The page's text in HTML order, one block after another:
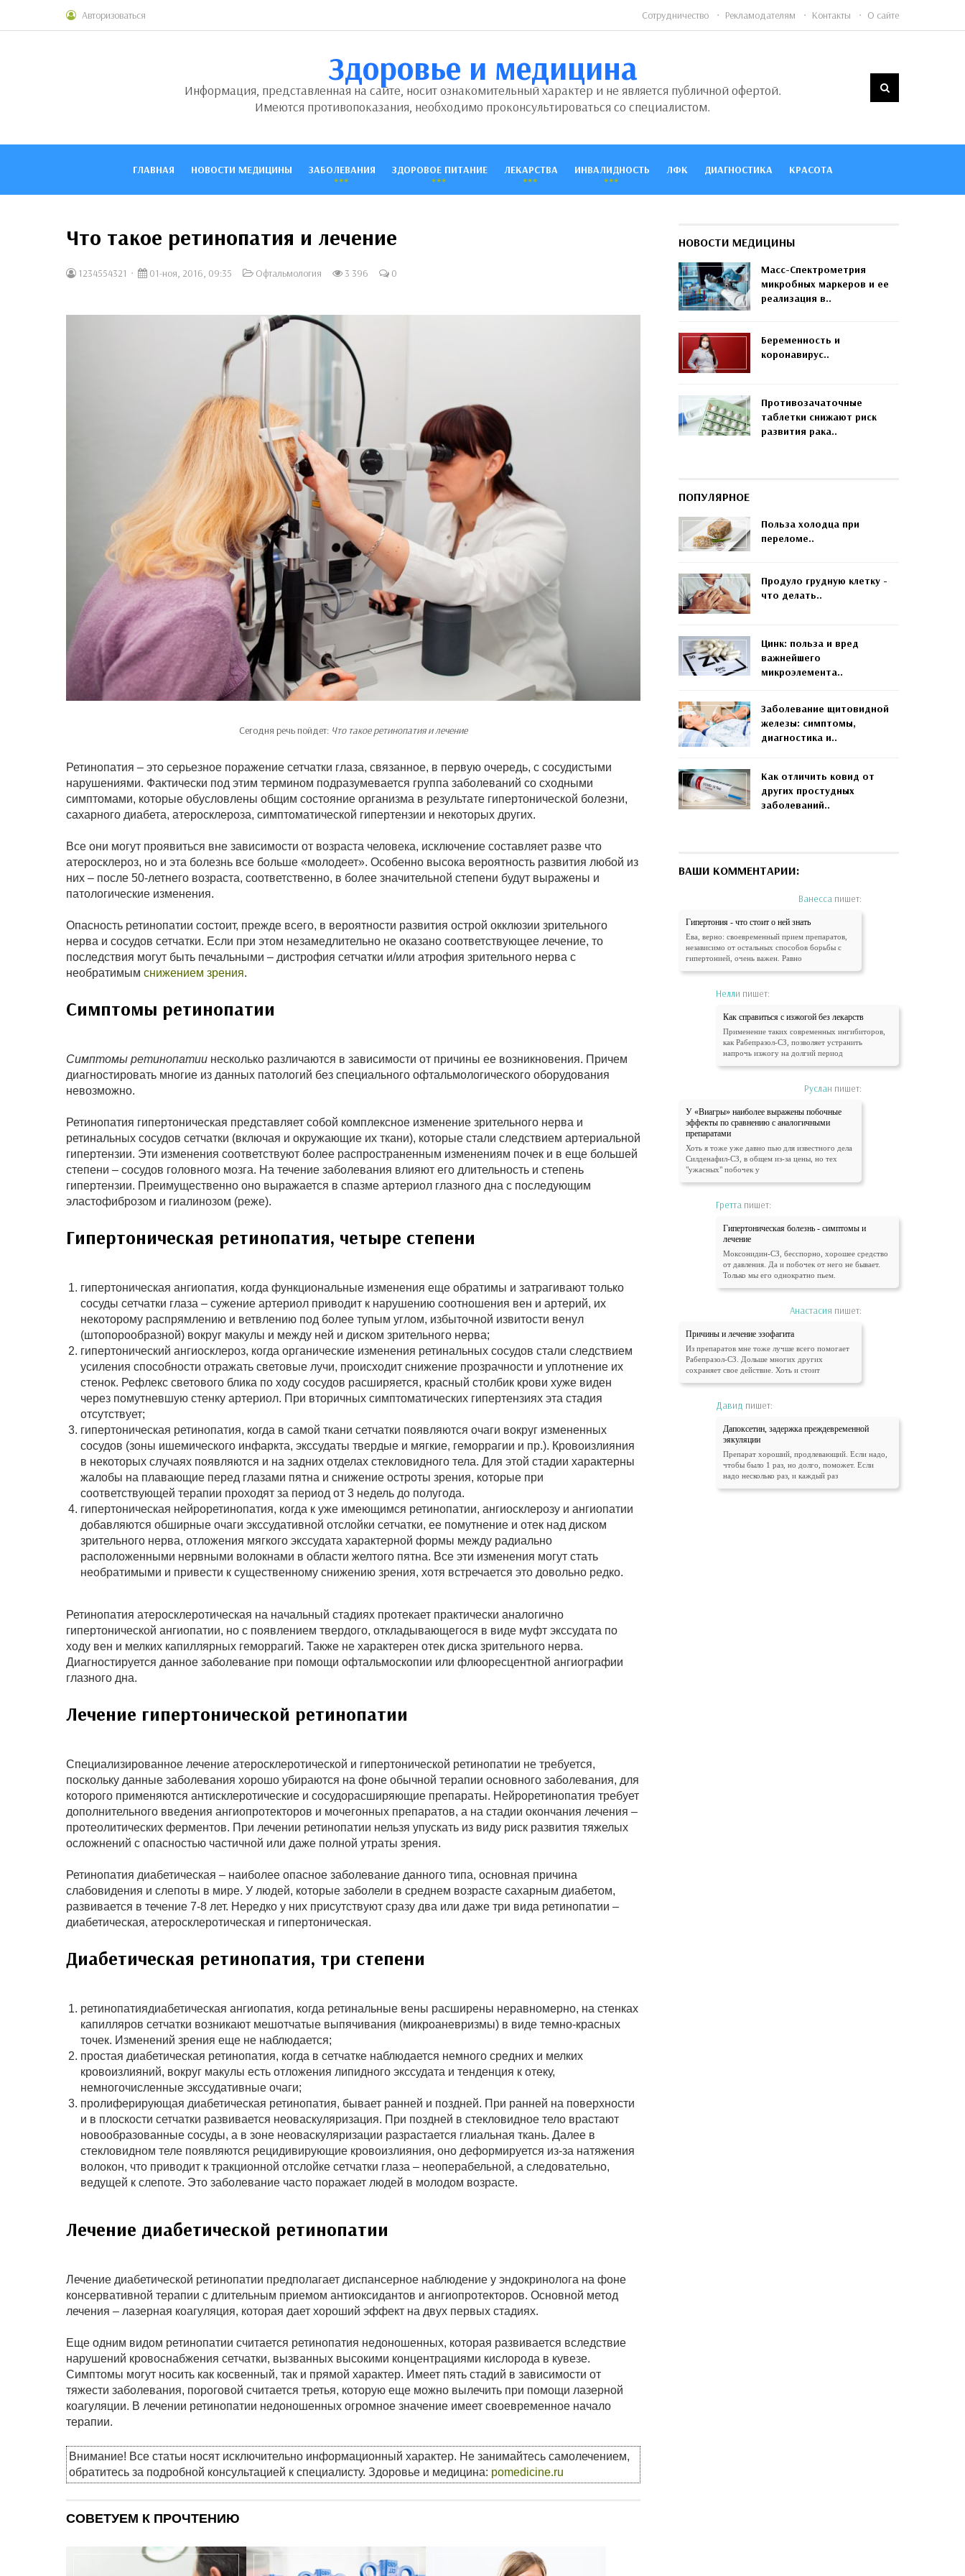
Авторизоваться Сотрудничество Рекламодателям Контакты О сайте
Здоровье и медицина
Информация, представленная на сайте, носит ознакомительный характер и не является публичной офертой.
Имеются противопоказания, необходимо проконсультироваться со специалистом.
ГЛАВНАЯ НОВОСТИ МЕДИЦИНЫ ЗАБОЛЕВАНИЯ ЗДОРОВОЕ ПИТАНИЕ ЛЕКАРСТВА ИНВАЛИДНОСТЬ ЛФК ДИАГНОСТИКА КРАСОТА
Что такое ретинопатия и лечение
1234554321 01-ноя, 2016, 09:35 Офтальмология 3 396 0
Сегодня речь пойдет: Что такое ретинопатия и лечение
Ретинопатия – это серьезное поражение сетчатки глаза, связанное, в первую очередь, с сосудистыми
нарушениями. Фактически под этим термином подразумевается группа заболеваний со сходными
симптомами, которые обусловлены общим состояние организма в результате гипертонической болезни,
сахарного диабета, атеросклероза, симптоматической гипертензии и некоторых других.
Все они могут проявиться вне зависимости от возраста человека, исключение составляет разве что
атеросклероз, но и эта болезнь все больше «молодеет». Особенно высока вероятность развития любой из
них – после 50-летнего возраста, соответственно, в более значительной степени будут выражены и
патологические изменения.
Опасность ретинопатии состоит, прежде всего, в вероятности развития острой окклюзии зрительного
нерва и сосудов сетчатки. Если при этом незамедлительно не оказано соответствующее лечение, то
последствия могут быть печальными – дистрофия сетчатки и/или атрофия зрительного нерва с
необратимым снижением зрения.
Симптомы ретинопатии
Симптомы ретинопатии несколько различаются в зависимости от причины ее возникновения. Причем
диагностировать многие из данных патологий без специального офтальмологического оборудования
невозможно.
Ретинопатия гипертоническая представляет собой комплексное изменение зрительного нерва и
ретинальных сосудов сетчатки (включая и окружающие их ткани), которые стали следствием артериальной
гипертензии. Эти изменения соответствуют более распространенным изменениям почек и в еще большей
степени – сосудов головного мозга. На течение заболевания влияют его длительность и степень
гипертензии. Преимущественно оно выражается в спазме артериол глазного дна с последующим
эластофиброзом и гиалинозом (реже).
Гипертоническая ретинопатия, четыре степени
гипертоническая ангиопатия, когда функциональные изменения еще обратимы и затрагивают только
сосуды сетчатки глаза – сужение артериол приводит к нарушению соотношения вен и артерий, их
некоторому распрямлению и ветвлению под более тупым углом, избыточной извитости венул
(штопорообразной) вокруг макулы и между ней и диском зрительного нерва;
гипертонический ангиосклероз, когда органические изменения ретинальных сосудов стали следствием
усиления способности отражать световые лучи, происходит снижение прозрачности и уплотнение их
стенок. Рефлекс светового блика по ходу сосудов расширяется, красный столбик крови хуже виден
через помутневшую стенку артериол. При вторичных симптоматических гипертензиях эта стадия
отсутствует;
гипертоническая ретинопатия, когда в самой ткани сетчатки появляются очаги вокруг измененных
сосудов (зоны ишемического инфаркта, экссудаты твердые и мягкие, геморрагии и пр.). Кровоизлияния
в некоторых случаях появляются и на задних отделах стекловидного тела. Для этой стадии характерны
жалобы на плавающие перед глазами пятна и снижение остроты зрения, которые при
соответствующей терапии проходят за период от 3 недель до полугода.
гипертоническая нейроретинопатия, когда к уже имеющимся ретинопатии, ангиосклерозу и ангиопатии
добавляются обширные очаги экссудативной отслойки сетчатки, ее помутнение и отек над диском
зрительного нерва, отложения мягкого экссудата характерной формы между радиально
расположенными нервными волокнами в области желтого пятна. Все эти изменения могут стать
необратимыми и привести к существенному снижению зрения, хотя встречается это довольно редко.
Ретинопатия атеросклеротическая на начальный стадиях протекает практически аналогично
гипертонической ангиопатии, но с появлением твердого, откладывающегося в виде муфт экссудата по
ходу вен и мелких капиллярных геморрагий. Также не характерен отек диска зрительного нерва.
Диагностируется данное заболевание при помощи офтальмоскопии или флюоресцентной ангиографии
глазного дна.
Лечение гипертонической ретинопатии
Специализированное лечение атеросклеротической и гипертонической ретинопатии не требуется,
поскольку данные заболевания хорошо убираются на фоне обычной терапии основного заболевания, для
которого применяются антисклеротические и сосудорасширяющие препараты. Нейроретинопатия требует
дополнительного введения ангиопротекторов и мочегонных препаратов, а на стадии окончания лечения –
протеолитических ферментов. При лечении ретинопатии нельзя упускать из виду риск развития тяжелых
осложнений с опасностью частичной или даже полной утраты зрения.
Ретинопатия диабетическая – наиболее опасное заболевание данного типа, основная причина
слабовидения и слепоты в мире. У людей, которые заболели в среднем возрасте сахарным диабетом,
развивается в течение 7-8 лет. Нередко у них присутствуют сразу два или даже три вида ретинопатии –
диабетическая, атеросклеротическая и гипертоническая.
Диабетическая ретинопатия, три степени
ретинопатиядиабетическая ангиопатия, когда ретинальные вены расширены неравномерно, на стенках
капилляров сетчатки возникают мешотчатые выпячивания (микроаневризмы) в виде темно-красных
точек. Изменений зрения еще не наблюдается;
простая диабетическая ретинопатия, когда в сетчатке наблюдается немного средних и мелких
кровоизлияний, вокруг макулы есть отложения липидного экссудата и тенденция к отеку,
немногочисленные экссудативные очаги;
пролиферирующая диабетическая ретинопатия, бывает ранней и поздней. При ранней на поверхности
и в плоскости сетчатки развивается неоваскуляризация. При поздней в стекловидное тело врастают
новообразованные сосуды, а в зоне неоваскуляризации разрастается глиальная ткань. Далее в
стекловидном теле появляются рецидивирующие кровоизлияния, оно деформируется из-за натяжения
волокон, что приводит к тракционной отслойке сетчатки глаза – неоперабельной, а следовательно,
ведущей к слепоте. Это заболевание часто поражает людей в молодом возрасте.
Лечение диабетической ретинопатии
Лечение диабетической ретинопатии предполагает диспансерное наблюдение у эндокринолога на фоне
консервативной терапии с длительным приемом антиоксидантов и ангиопротекторов. Основной метод
лечения – лазерная коагуляция, которая дает хороший эффект на двух первых стадиях.
Еще одним видом ретинопатии считается ретинопатия недоношенных, которая развивается вследствие
нарушений кровоснабжения сетчатки, вызванных высокими концентрациями кислорода в кувезе.
Симптомы могут носить как косвенный, так и прямой характер. Имеет пять стадий в зависимости от
тяжести заболевания, пороговой считается третья, которую еще можно вылечить при помощи лазерной
коагуляции. В лечении ретинопатии недоношенных огромное значение имеет своевременное начало
терапии.
Внимание! Все статьи носят исключительно информационный характер. Не занимайтесь самолечением,
обратитесь за подробной консультацией к специалисту. Здоровье и медицина: pomedicine.ru
СОВЕТУЕМ К ПРОЧТЕНИЮ
НОВОСТИ МЕДИЦИНЫ
Масс-Спектрометрия
микробных маркеров и ее
реализация в..
Беременность и
коронавирус..
Противозачаточные
таблетки снижают риск
развития рака..
ПОПУЛЯРНОЕ
Польза холодца при
переломе..
Продуло грудную клетку -
что делать..
Цинк: польза и вред
важнейшего
микроэлемента..
Заболевание щитовидной
железы: симптомы,
диагностика и..
Как отличить ковид от
других простудных
заболеваний..
ВАШИ КОММЕНТАРИИ:
Ванесса пишет:
Гипертония - что стоит о ней знать
Ева, верно: своевременный прием препаратов,
независимо от остальных способов борьбы с
гипертонией, очень важен. Равно
Нелли пишет:
Как справиться с изжогой без лекарств
Применение таких современных ингибиторов,
как Рабепразол-СЗ, позволяет устранить
напрочь изжогу на долгий период
Руслан пишет:
У «Виагры» наиболее выражены побочные
эффекты по сравнению с аналогичными
препаратами
Хоть я тоже уже давно пью для известного дела
Силденафил-СЗ, в общем из-за цены, но тех
"ужасных" побочек у
Гретта пишет:
Гипертоническая болезнь - симптомы и
лечение
Моксонидин-СЗ, бесспорно, хорошее средство
от давления. Да и побочек от него не бывает.
Только мы его однократно пьем.
Анастасия пишет:
Причины и лечение эзофагита
Из препаратов мне тоже лучше всего помогает
Рабепразол-СЗ. Дольше многих других
сохраняет свое действие. Хоть и стоит
Давид пишет:
Дапоксетин, задержка преждевременной
эякуляции
Препарат хороший, продлевающий. Если надо,
чтобы было 1 раз, но долго, поможет. Если
надо несколько раз, и каждый раз